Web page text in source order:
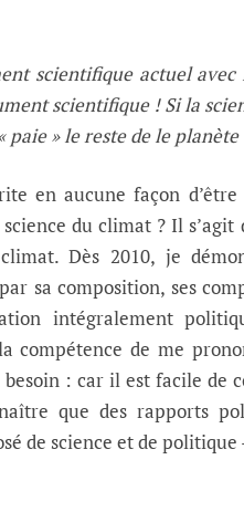
scientifique actuel avec
scientifique ! Si la
» le reste de le planète
en aucune façon d’être
du climat ? Il s’agit
Dès 2010, je
sa composition, ses
intégralement
compétence de me
: car il est facile de
que des rapports
de science et de